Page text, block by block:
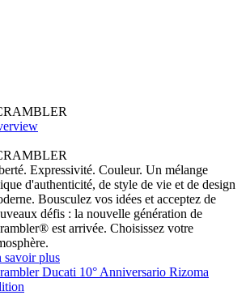
Expressivité. Couleur. Un mélange
d'authenticité, de style de vie et de design
Bousculez vos idées et acceptez de
défis : la nouvelle génération de
est arrivée. Choisissez votre
savoir plus
Ducati 10° Anniversario Rizoma